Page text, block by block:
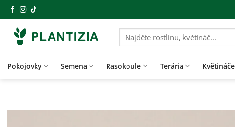
Přeskočit
na
obsah
Hledat:
Pokojovky Semena Řasokoule Terária Květináče